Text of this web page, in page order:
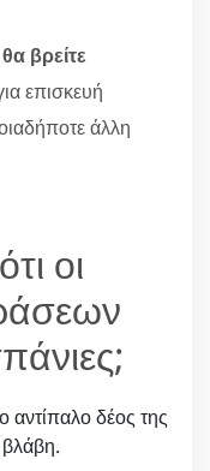
βρείτε
επισκευή
άλλη
οι
αντίπαλο δέος της